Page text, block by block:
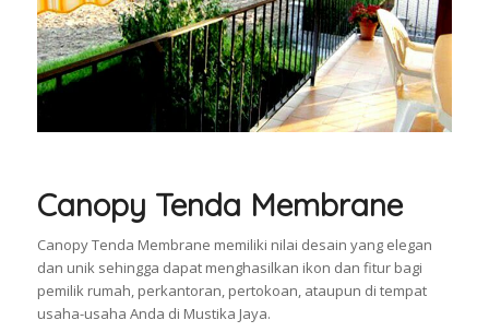
Canopy Tenda Membrane
Canopy Tenda Membrane memiliki nilai desain yang elegan
dan unik sehingga dapat menghasilkan ikon dan fitur bagi
pemilik rumah, perkantoran, pertokoan, ataupun di tempat
usaha-usaha Anda di Mustika Jaya.